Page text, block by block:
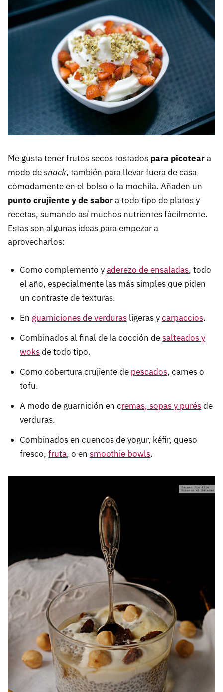
Me gusta tener frutos secos tostados para picoteara
modo desnack, también para llevar fuera de casa
cómodamente en el bolso o la mochila. Añaden un
punto crujiente y de sabora todo tipo de platos y
recetas, sumando así muchos nutrientes fácilmente.
Estas son algunas ideas para empezar a
aprovecharlos:
Como complemento yaderezo de ensaladas, todo
el año, especialmente las más simples que piden
un contraste de texturas.
En guarniciones de verduras ligeras ycarpaccios.
Combinados al final de la cocción desalteados y
woksde todo tipo.
Como cobertura crujiente de pescados, carnes o
tofu.
A modo de guarnición en cremas, sopas y purésde
verduras.
Combinados en cuencos de yogur, kéfir, queso
fresco, fruta, o en smoothie bowls.